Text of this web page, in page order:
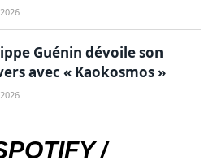
Guénin dévoile son
avec « Kaokosmos »
/